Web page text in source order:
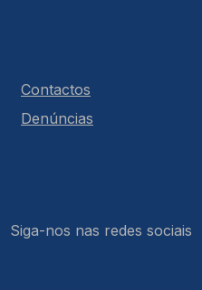
Contactos
Denúncias
Siga-nos nas redes sociais